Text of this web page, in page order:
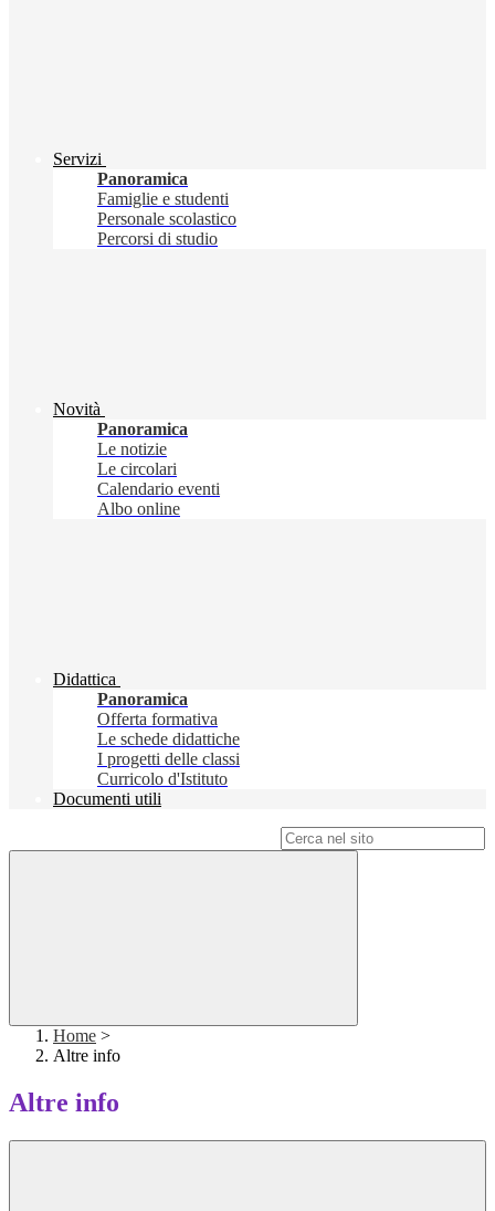
Servizi
Panoramica
Famiglie e studenti
Personale scolastico
Percorsi di studio
Novità
Panoramica
Le notizie
Le circolari
Calendario eventi
Albo online
Didattica
Panoramica
Offerta formativa
Le schede didattiche
I progetti delle classi
Curricolo d'Istituto
Documenti utili
Home >
Altre info
Altre info